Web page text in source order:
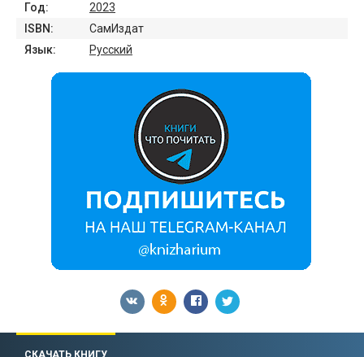
Год:
2023
ISBN:
СамИздат
Язык:
Русский
СКАЧАТЬ КНИГУ